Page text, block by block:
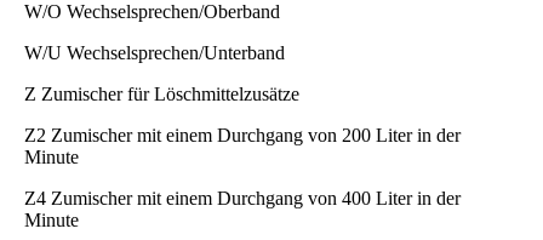
W/O Wechselsprechen/Oberband
W/U Wechselsprechen/Unterband
Z Zumischer für Löschmittelzusätze
Z2 Zumischer mit einem Durchgang von 200 Liter in der
Minute
Z4 Zumischer mit einem Durchgang von 400 Liter in der
Minute